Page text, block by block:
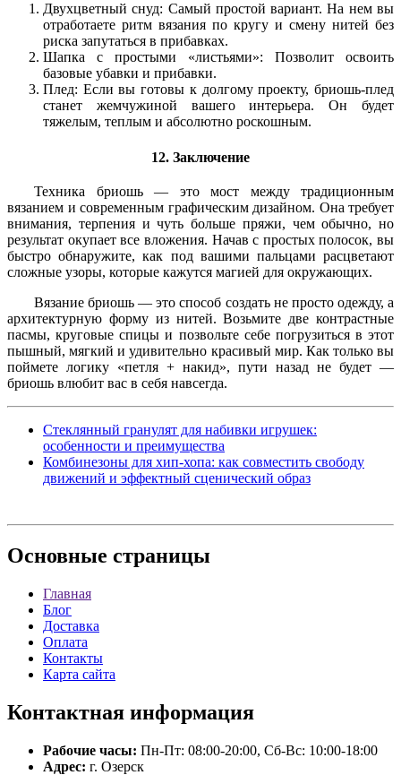
Двухцветный снуд: Самый простой вариант. На нем вы
отработаете ритм вязания по кругу и смену нитей без
риска запутаться в прибавках.
Шапка с простыми «листьями»: Позволит освоить
базовые убавки и прибавки.
Плед: Если вы готовы к долгому проекту, бриошь-плед
станет жемчужиной вашего интерьера. Он будет
тяжелым, теплым и абсолютно роскошным.
12. Заключение
Техника бриошь — это мост между традиционным
вязанием и современным графическим дизайном. Она требует
внимания, терпения и чуть больше пряжи, чем обычно, но
результат окупает все вложения. Начав с простых полосок, вы
быстро обнаружите, как под вашими пальцами расцветают
сложные узоры, которые кажутся магией для окружающих.
Вязание бриошь — это способ создать не просто одежду, а
архитектурную форму из нитей. Возьмите две контрастные
пасмы, круговые спицы и позвольте себе погрузиться в этот
пышный, мягкий и удивительно красивый мир. Как только вы
поймете логику «петля + накид», пути назад не будет —
бриошь влюбит вас в себя навсегда.
Стеклянный гранулят для набивки игрушек:
особенности и преимущества
Комбинезоны для хип-хопа: как совместить свободу
движений и эффектный сценический образ
Основные страницы
Главная
Блог
Доставка
Оплата
Контакты
Карта сайта
Контактная информация
Рабочие часы: Пн-Пт: 08:00-20:00, Сб-Вс: 10:00-18:00
Адрес: г. Озерск